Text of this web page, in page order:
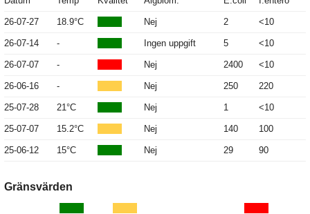
26-07-27 18.9°C Nej 2 <10
26-07-14 - Ingen uppgift 5 <10
26-07-07 - Nej 2400 <10
26-06-16 - Nej 250 220
25-07-28 21°C Nej 1 <10
25-07-07 15.2°C Nej 140 100
25-06-12 15°C Nej 29 90
Gränsvärden